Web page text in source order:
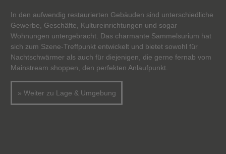
In den aufwendig restaurierten Gebäuden sind unterschiedliche
Gewerbe, Geschäfte, Kultureinrichtungen und sogar
Wohnungen untergebracht. Das charmante Sammelsurium hat
sich zum Szene-Treffpunkt entwickelt und bietet sowohl für
Nachtschwärmer als auch für diejenigen, die gerne fernab vom
Mainstream shoppen, den perfekten Anlaufpunkt.
» Weiter zu Lage & Umgebung